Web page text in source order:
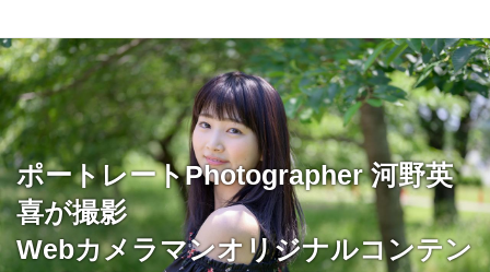
ポートレートPhotographer 河野英
喜が撮影
Webカメラマンオリジナルコンテン